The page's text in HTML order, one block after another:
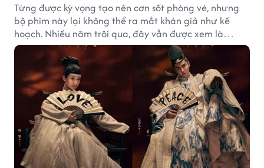
Từng được kỳ vọng tạo nên cơn sốt phòng vé, nhưng
bộ phim này lại không thể ra mắt khán giả như kế
hoạch. Nhiều năm trôi qua, đây vẫn được xem là
trường hợp đáng tiếc bậc nhất của màn ảnh Hoa ngữ.